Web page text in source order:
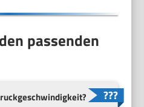
passenden